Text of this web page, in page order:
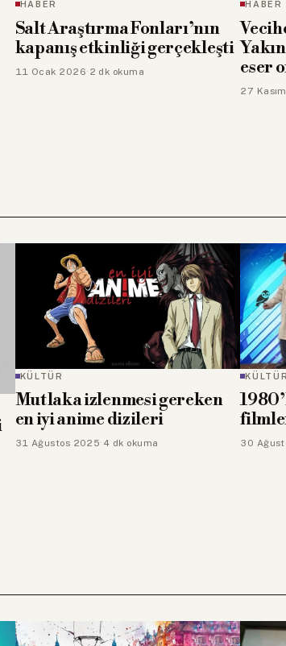
HABER
Vecihe Hatiboğlu Ödülleri:
Yakın tarihe ışık tutan üç
eser onurlandırıldı
HABER
26 Ekim
KÜLTÜR
1980’lerin en iyi Türk
filmleri
30 Ağustos 2025· 4 dk okuma
film:
24